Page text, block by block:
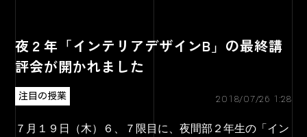
夜２年「インテリアデザインB」の最終講
評会が開かれました
注目の授業 2018/07/26 1:28
７月１９日（木）６、７限目に、夜間部２年生の「イン